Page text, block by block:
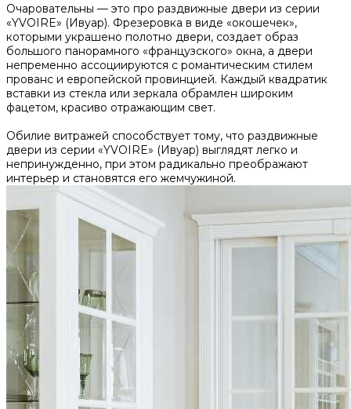
Очаровательны — это про раздвижные двери из серии
«YVOIRE» (Ивуар). Фрезеровка в виде «окошечек»,
которыми украшено полотно двери, создает образ
большого панорамного «французского» окна, а двери
непременно ассоциируются с романтическим стилем
прованс и европейской провинцией. Каждый квадратик
вставки из стекла или зеркала обрамлен широким
фацетом, красиво отражающим свет.
Обилие витражей способствует тому, что раздвижные
двери из серии «YVOIRE» (Ивуар) выглядят легко и
непринужденно, при этом радикально преображают
интерьер и становятся его жемчужиной.